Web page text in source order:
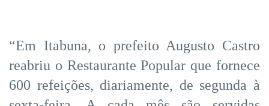
“Em Itabuna, o prefeito Augusto Castro
reabriu o Restaurante Popular que fornece
600 refeições, diariamente, de segunda à